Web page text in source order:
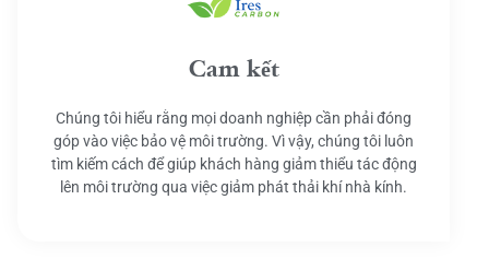
Cam kết
Chúng tôi hiểu rằng mọi doanh nghiệp cần phải đóng
góp vào việc bảo vệ môi trường. Vì vậy, chúng tôi luôn
tìm kiếm cách để giúp khách hàng giảm thiểu tác động
lên môi trường qua việc giảm phát thải khí nhà kính.